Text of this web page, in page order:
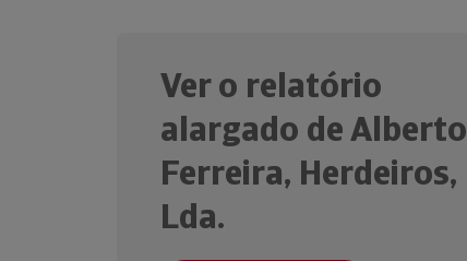
Ver o relatório
alargado de Alberto
Ferreira, Herdeiros,
Lda.